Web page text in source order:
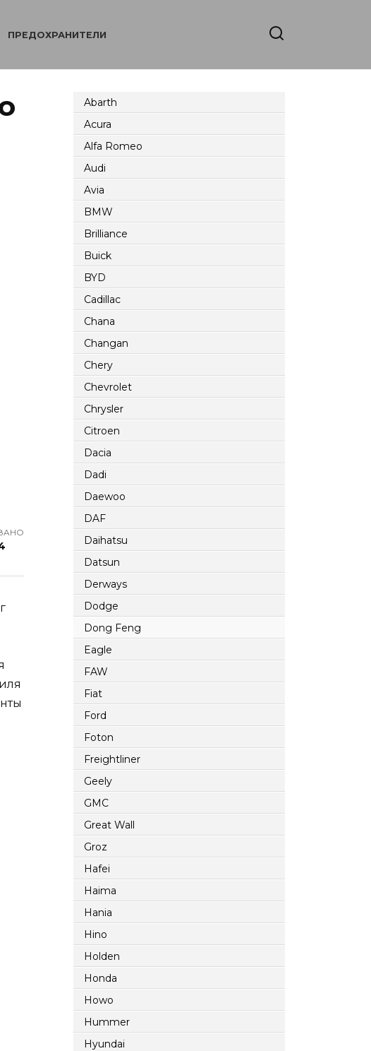
ПРЕДОХРАНИТЕЛИ
Abarth
Acura
Alfa Romeo
Audi
Avia
BMW
Brilliance
Buick
BYD
Cadillac
Chana
Changan
Chery
Chevrolet
Chrysler
Citroen
Dacia
Dadi
Daewoo
DAF
Daihatsu
Datsun
Derways
Dodge
Dong Feng
Eagle
FAW
Fiat
Ford
Foton
Freightliner
Geely
GMC
Great Wall
Groz
Hafei
Haima
Hania
Hino
Holden
Honda
Howo
Hummer
Hyundai